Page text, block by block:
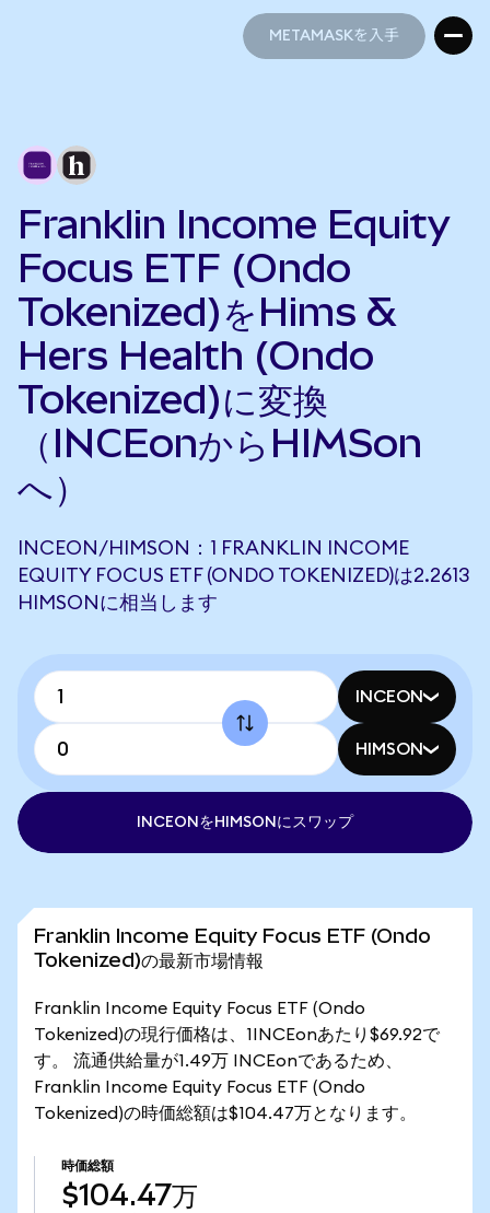
METAMASKを入手
Franklin Income Equity
Focus ETF (Ondo
Tokenized)をHims &
Hers Health (Ondo
Tokenized)に変換
（INCEonからHIMSon
へ）
INCEON/HIMSON：1 FRANKLIN INCOME
EQUITY FOCUS ETF (ONDO TOKENIZED)は2.2613
HIMSONに相当します
INCEON
HIMSON
INCEONをHIMSONにスワップ
Franklin Income Equity Focus ETF (Ondo
Tokenized)の最新市場情報
Franklin Income Equity Focus ETF (Ondo
Tokenized)の現行価格は、1INCEonあたり$69.92で
す。 流通供給量が1.49万 INCEonであるため、
Franklin Income Equity Focus ETF (Ondo
Tokenized)の時価総額は$104.47万となります。
時価総額
$104.47万